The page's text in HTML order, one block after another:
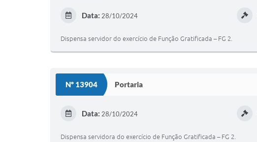
Data: 28/10/2024
Dispensa servidor do exercício de Função Gratificada – FG 2.
Nº 13904 Portaria
Data: 28/10/2024
Dispensa servidora do exercício de Função Gratificada – FG 2.